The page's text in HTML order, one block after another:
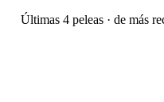
Últimas 4 peleas · de más